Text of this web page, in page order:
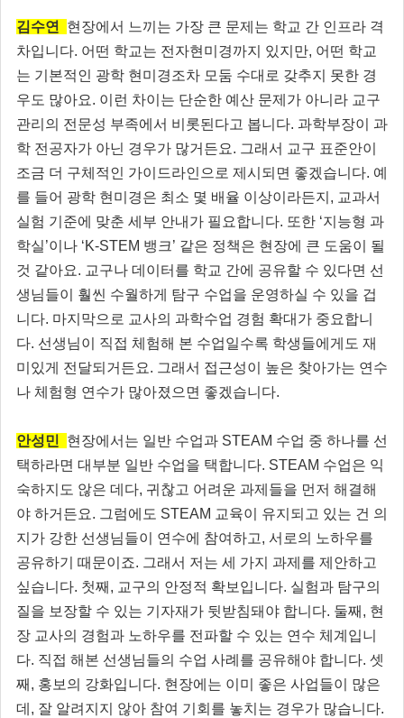
김수연 현장에서 느끼는 가장 큰 문제는 학교 간 인프라 격
차입니다. 어떤 학교는 전자현미경까지 있지만, 어떤 학교
는 기본적인 광학 현미경조차 모둠 수대로 갖추지 못한 경
우도 많아요. 이런 차이는 단순한 예산 문제가 아니라 교구
관리의 전문성 부족에서 비롯된다고 봅니다. 과학부장이 과
학 전공자가 아닌 경우가 많거든요. 그래서 교구 표준안이
조금 더 구체적인 가이드라인으로 제시되면 좋겠습니다. 예
를 들어 광학 현미경은 최소 몇 배율 이상이라든지, 교과서
실험 기준에 맞춘 세부 안내가 필요합니다. 또한 ‘지능형 과
학실’이나 ‘K-STEM 뱅크’ 같은 정책은 현장에 큰 도움이 될
것 같아요. 교구나 데이터를 학교 간에 공유할 수 있다면 선
생님들이 훨씬 수월하게 탐구 수업을 운영하실 수 있을 겁
니다. 마지막으로 교사의 과학수업 경험 확대가 중요합니
다. 선생님이 직접 체험해 본 수업일수록 학생들에게도 재
미있게 전달되거든요. 그래서 접근성이 높은 찾아가는 연수
나 체험형 연수가 많아졌으면 좋겠습니다.
안성민 현장에서는 일반 수업과 STEAM 수업 중 하나를 선
택하라면 대부분 일반 수업을 택합니다. STEAM 수업은 익
숙하지도 않은 데다, 귀찮고 어려운 과제들을 먼저 해결해
야 하거든요. 그럼에도 STEAM 교육이 유지되고 있는 건 의
지가 강한 선생님들이 연수에 참여하고, 서로의 노하우를
공유하기 때문이죠. 그래서 저는 세 가지 과제를 제안하고
싶습니다. 첫째, 교구의 안정적 확보입니다. 실험과 탐구의
질을 보장할 수 있는 기자재가 뒷받침돼야 합니다. 둘째, 현
장 교사의 경험과 노하우를 전파할 수 있는 연수 체계입니
다. 직접 해본 선생님들의 수업 사례를 공유해야 합니다. 셋
째, 홍보의 강화입니다. 현장에는 이미 좋은 사업들이 많은
데, 잘 알려지지 않아 참여 기회를 놓치는 경우가 많습니다.